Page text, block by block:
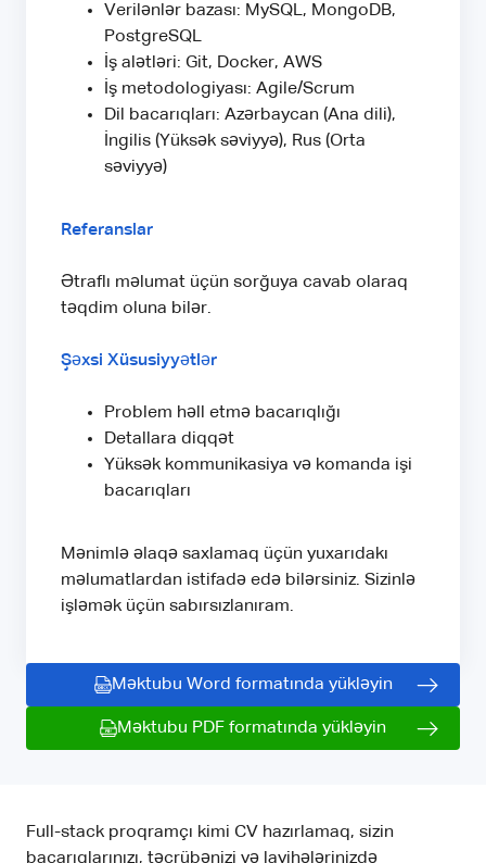
Verilənlər bazası: MySQL, MongoDB,
PostgreSQL
İş alətləri: Git, Docker, AWS
İş metodologiyası: Agile/Scrum
Dil bacarıqları: Azərbaycan (Ana dili),
İngilis (Yüksək səviyyə), Rus (Orta
səviyyə)
Referanslar
Ətraflı məlumat üçün sorğuya cavab olaraq
təqdim oluna bilər.
Şəxsi Xüsusiyyətlər
Problem həll etmə bacarıqlığı
Detallara diqqət
Yüksək kommunikasiya və komanda işi
bacarıqları
Mənimlə əlaqə saxlamaq üçün yuxarıdakı
məlumatlardan istifadə edə bilərsiniz. Sizinlə
işləmək üçün sabırsızlanıram.
Məktubu Word formatında yükləyin
Məktubu PDF formatında yükləyin
Full-stack proqramçı kimi CV hazırlamaq, sizin
bacarıqlarınızı, təcrübənizi və layihələrinizdə